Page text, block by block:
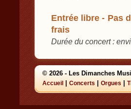
Entrée libre - Pas
frais
Durée du concert :
© 2026 - Les Dimanches
Accueil Concerts Orgues